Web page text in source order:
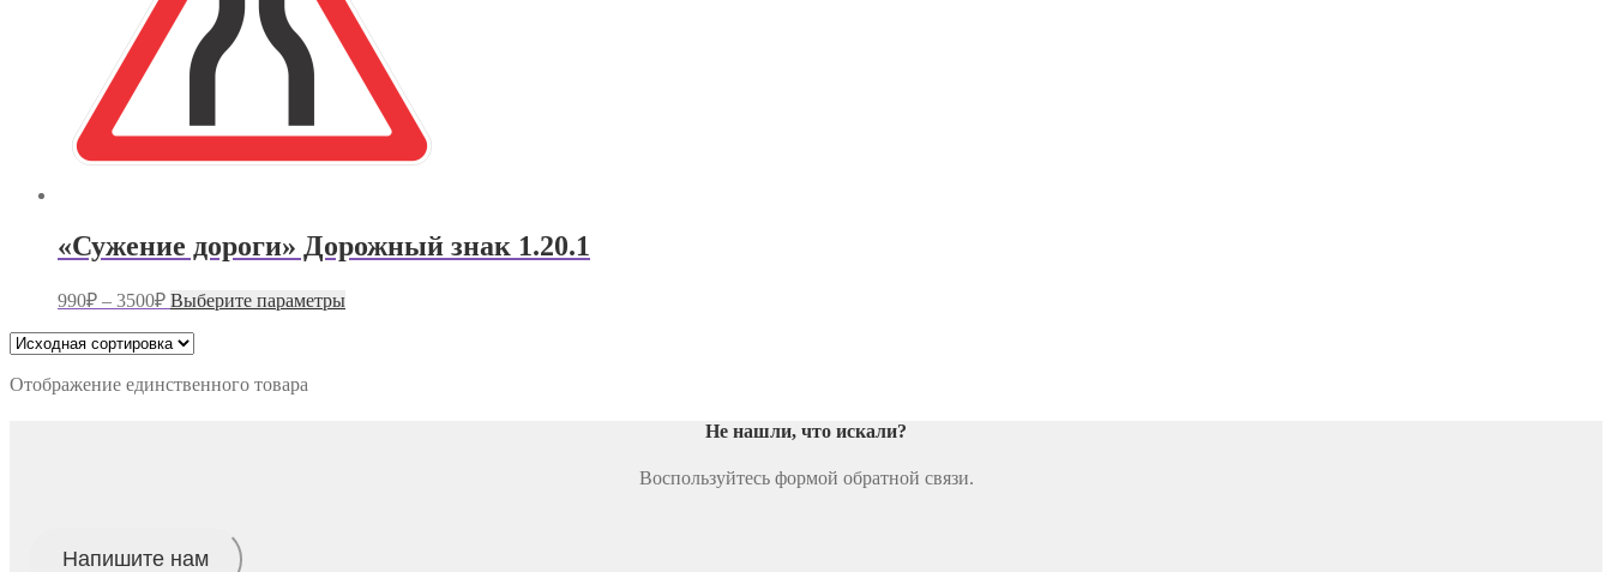
«Сужение дороги» Дорожный знак 1.20.1
990₽ – 3500₽Диапазон
990₽
3500₽
Выберите параметрыЭтот
Отображение единственного товара
Не нашли, что искали?
Воспользуйтесь формой обратной связи.
Напишите нам